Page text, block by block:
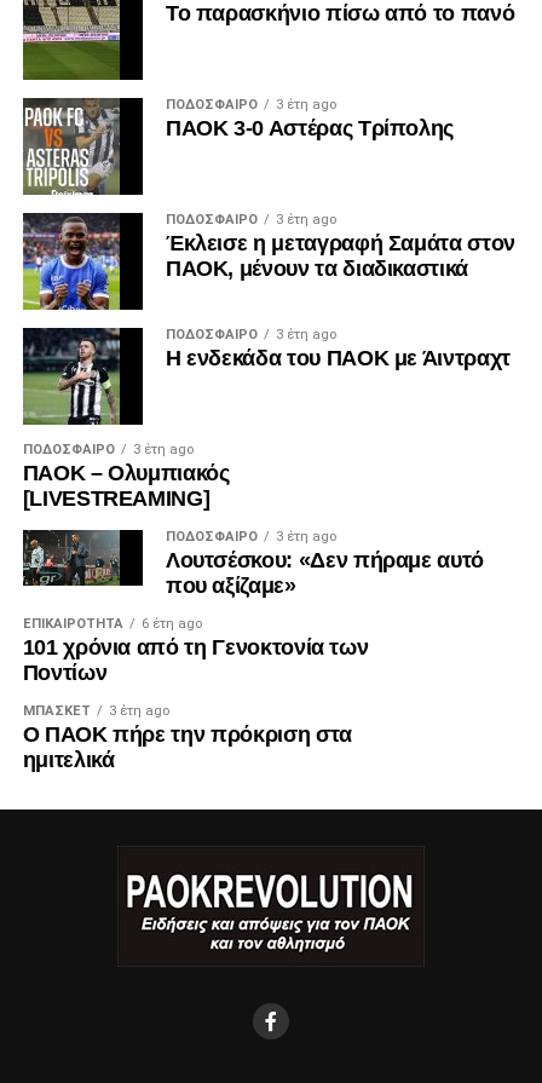
Το παρασκήνιο πίσω από το πανό
ΠΟΔΌΣΦΑΙΡΟ 3 έτη ago
ΠΑΟΚ 3-0 Αστέρας Τρίπολης
ΠΟΔΌΣΦΑΙΡΟ 3 έτη ago
Έκλεισε η μεταγραφή Σαμάτα στον
ΠΑΟΚ, μένουν τα διαδικαστικά
ΠΟΔΌΣΦΑΙΡΟ 3 έτη ago
Η ενδεκάδα του ΠΑΟΚ με Άιντραχτ
ΠΟΔΌΣΦΑΙΡΟ 3 έτη ago
ΠΑΟΚ – Ολυμπιακός
[LIVESTREAMING]
ΠΟΔΌΣΦΑΙΡΟ 3 έτη ago
Λουτσέσκου: «Δεν πήραμε αυτό
που αξίζαμε»
ΕΠΙΚΑΙΡΌΤΗΤΑ 6 έτη ago
101 χρόνια από τη Γενοκτονία των
Ποντίων
ΜΠΆΣΚΕΤ 3 έτη ago
Ο ΠΑΟΚ πήρε την πρόκριση στα
ημιτελικά